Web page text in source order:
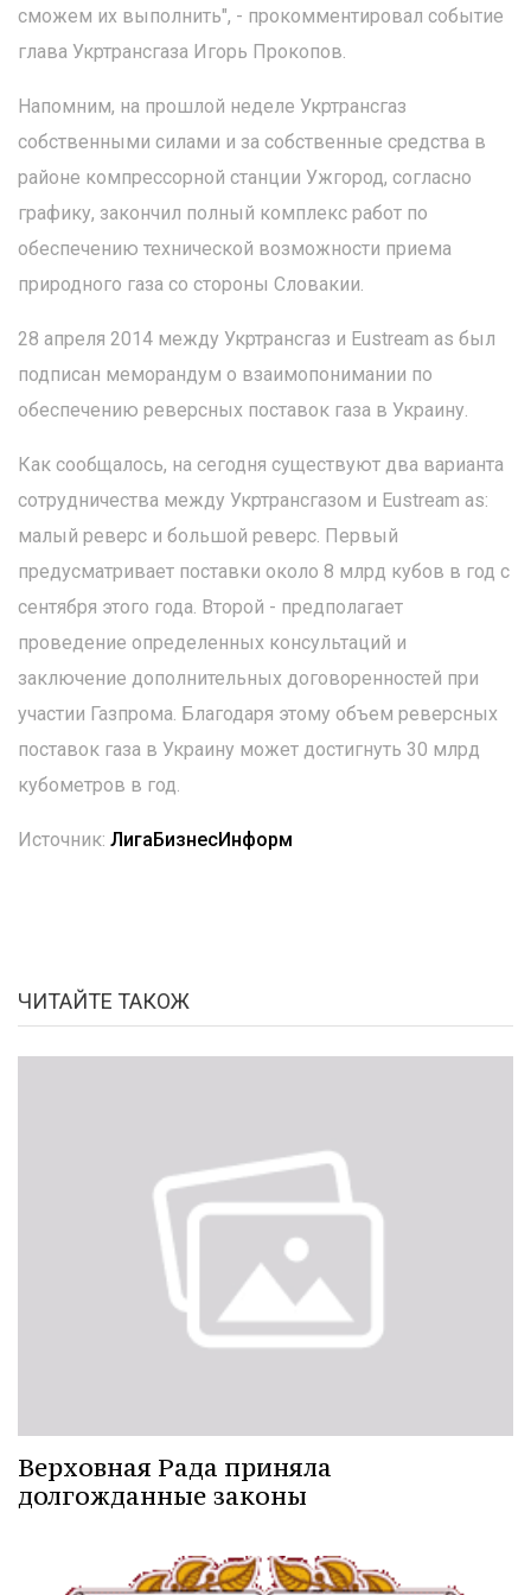
сможем их выполнить", - прокомментировал событие
глава Укртрансгаза Игорь Прокопов.
Напомним, на прошлой неделе Укртрансгаз
собственными силами и за собственные средства в
районе компрессорной станции Ужгород, согласно
графику, закончил полный комплекс работ по
обеспечению технической возможности приема
природного газа со стороны Словакии.
28 апреля 2014 между Укртрансгаз и Eustream as был
подписан меморандум о взаимопонимании по
обеспечению реверсных поставок газа в Украину.
Как сообщалось, на сегодня существуют два варианта
сотрудничества между Укртрансгазом и Eustream as:
малый реверс и большой реверс. Первый
предусматривает поставки около 8 млрд кубов в год с
сентября этого года. Второй - предполагает
проведение определенных консультаций и
заключение дополнительных договоренностей при
участии Газпрома. Благодаря этому объем реверсных
поставок газа в Украину может достигнуть 30 млрд
кубометров в год.
Источник: ЛигаБизнесИнформ
ЧИТАЙТЕ ТАКОЖ
Верховная Рада приняла
долгожданные законы